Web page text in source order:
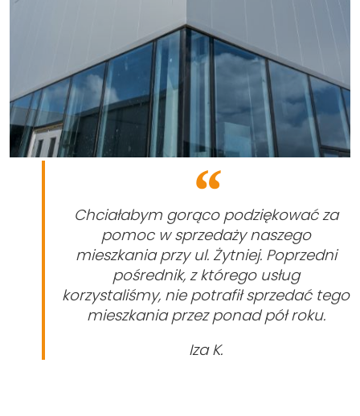
Chciałabym gorąco podziękować za
pomoc w sprzedaży naszego
mieszkania przy ul. Żytniej.Poprzedni
pośrednik, z którego usług
korzystaliśmy, nie potrafił sprzedać tego
mieszkania przez ponad pół roku.
Iza K.